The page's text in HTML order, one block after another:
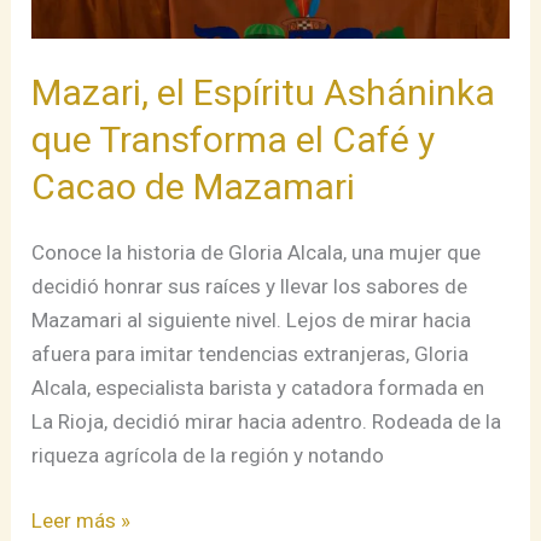
Mazari, el Espíritu Asháninka
que Transforma el Café y
Cacao de Mazamari
Conoce la historia de Gloria Alcala, una mujer que
decidió honrar sus raíces y llevar los sabores de
Mazamari al siguiente nivel. Lejos de mirar hacia
afuera para imitar tendencias extranjeras, Gloria
Alcala, especialista barista y catadora formada en
La Rioja, decidió mirar hacia adentro. Rodeada de la
riqueza agrícola de la región y notando
Cacao
Mazamari
Leer más »